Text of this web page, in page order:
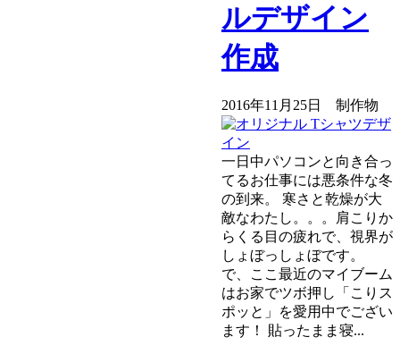
ルデザイン
作成
2016年11月25日 制作物
一日中パソコンと向き合っ
てるお仕事には悪条件な冬
の到来。 寒さと乾燥が大
敵なわたし。。。肩こりか
らくる目の疲れで、視界が
しょぼっしょぼです。
で、ここ最近のマイブーム
はお家でツボ押し「こりス
ポッと」を愛用中でござい
ます！ 貼ったまま寝...